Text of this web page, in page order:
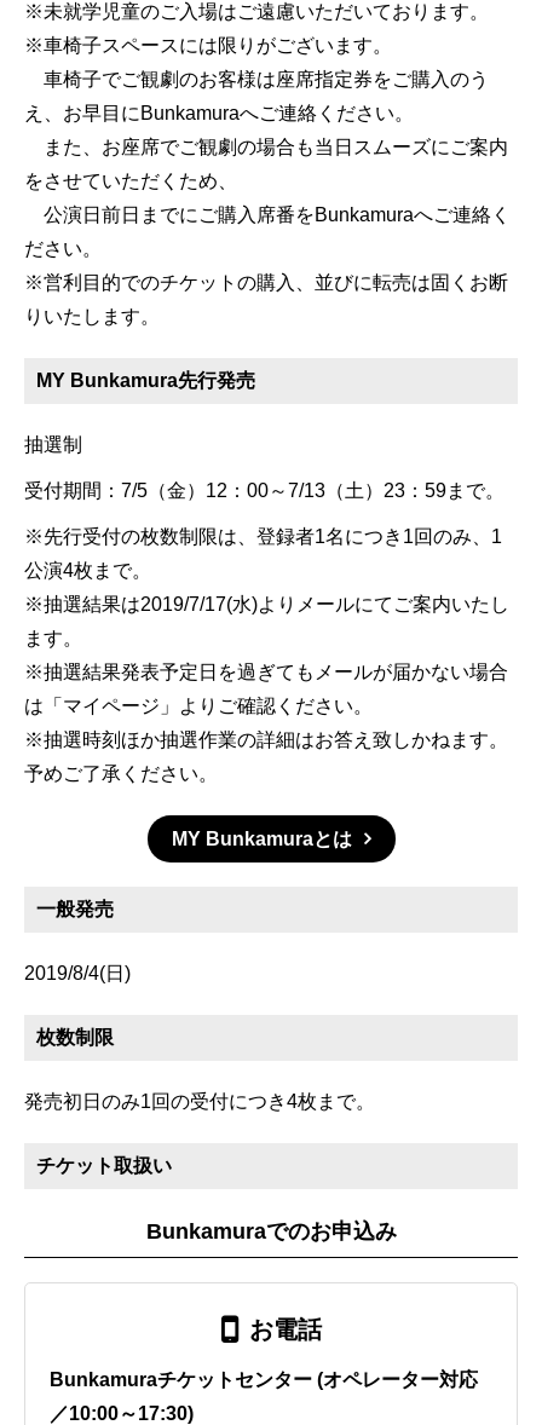
※未就学児童のご入場はご遠慮いただいております。
※車椅子スペースには限りがございます。
車椅子でご観劇のお客様は座席指定券をご購入のう
え、お早目にBunkamuraへご連絡ください。
また、お座席でご観劇の場合も当日スムーズにご案内
をさせていただくため、
公演日前日までにご購入席番をBunkamuraへご連絡く
ださい。
※営利目的でのチケットの購入、並びに転売は固くお断
りいたします。
MY Bunkamura先行発売
抽選制
受付期間：7/5（金）12：00～7/13（土）23：59まで。
※先行受付の枚数制限は、登録者1名につき1回のみ、1
公演4枚まで。
※抽選結果は2019/7/17(水)よりメールにてご案内いたし
ます。
※抽選結果発表予定日を過ぎてもメールが届かない場合
は「マイページ」よりご確認ください。
※抽選時刻ほか抽選作業の詳細はお答え致しかねます。
予めご了承ください。
MY Bunkamuraとは
一般発売
2019/8/4(日)
枚数制限
発売初日のみ1回の受付につき4枚まで。
チケット取扱い
Bunkamuraでのお申込み
お電話
Bunkamuraチケットセンター (オペレーター対応
／10:00～17:30)